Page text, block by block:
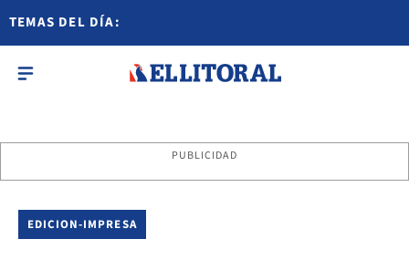
TEMAS DEL DÍA:
PUBLICIDAD
EDICION-IMPRESA